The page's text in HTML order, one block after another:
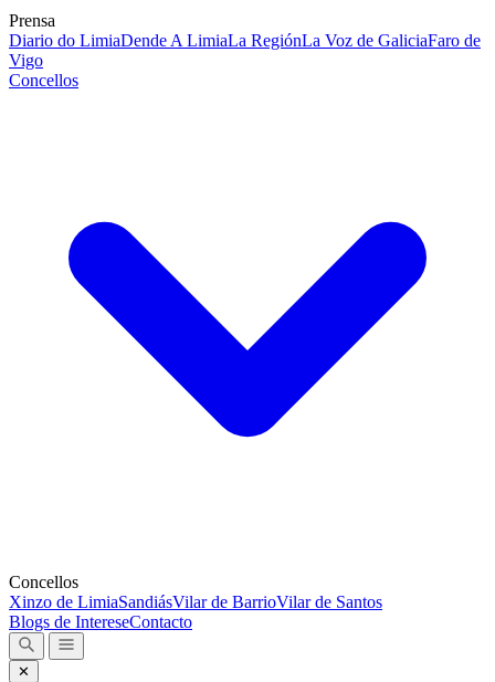
Prensa
Diario do LimiaDende A LimiaLa RegiónLa Voz de GaliciaFaro de
Vigo
Concellos
Concellos
Xinzo de LimiaSandiásVilar de BarrioVilar de Santos
Blogs de IntereseContacto
✕